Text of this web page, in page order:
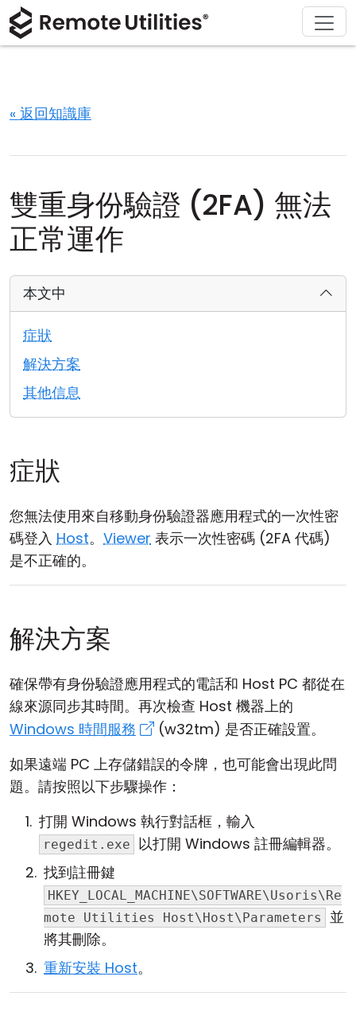
« 返回知識庫
雙重身份驗證 (2FA) 無法
正常運作
本文中
症狀
解決方案
其他信息
症狀
您無法使用來自移動身份驗證器應用程式的一次性密
碼登入 Host。 Viewer 表示一次性密碼 (2FA 代碼)
是不正確的。
解決方案
確保帶有身份驗證應用程式的電話和 Host PC 都從在
線來源同步其時間。再次檢查 Host 機器上的
Windows 時間服務
(w32tm) 是否正確設置。
如果遠端 PC 上存儲錯誤的令牌，也可能會出現此問
題。請按照以下步驟操作：
打開 Windows 執行對話框，輸入
regedit.exe
以打開 Windows 註冊編輯器。
找到註冊鍵
HKEY_LOCAL_MACHINE\SOFTWARE\Usoris\Re
mote Utilities Host\Host\Parameters
並
將其刪除。
重新安裝 Host。
產品
連接模式
無人值守訪問
活動目錄支援
MSI 配置
雲端與內部部署
解決方案
資訊技術
下載
購買
支援
關於